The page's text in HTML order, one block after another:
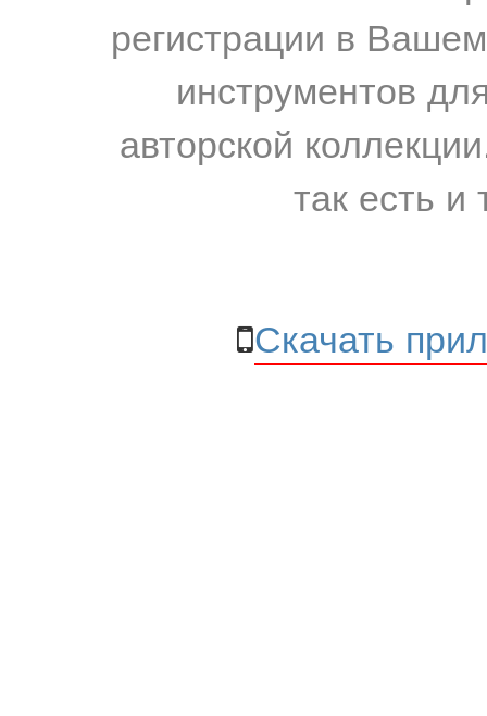
регистрации в
инструментов
авторской
так есть и
Скачать